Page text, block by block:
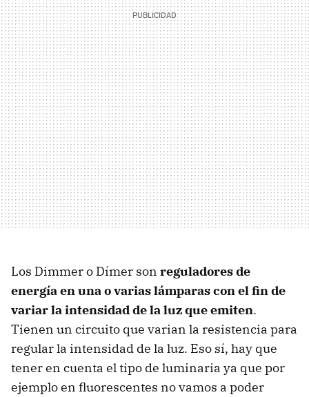
Los Dimmer o Dímer son reguladores de
energía en una o varias lámparas con el fin de
variar la intensidad de la luz que emiten.
Tienen un circuito que varian la resistencia para
regular la intensidad de la luz. Eso sí, hay que
tener en cuenta el tipo de luminaria ya que por
ejemplo en fluorescentes no vamos a poder